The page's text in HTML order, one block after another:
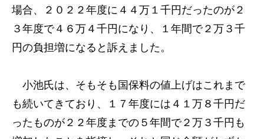
場合、２０２２年度に４４万１千円だったのが２
３年度で４６万４千円になり、１年間で２万３千
円の負担増になると訴えました。
小池氏は、そもそも国保料の値上げはこれまで
も続いてきており、１７年度には４１万８千円だ
ったものが２２年度までの５年間で２万３千円も